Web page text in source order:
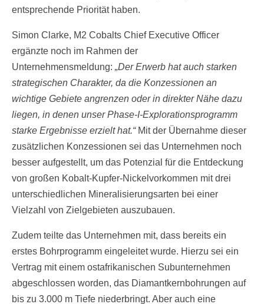
entsprechende Priorität haben.
Simon Clarke, M2 Cobalts Chief Executive Officer
ergänzte noch im Rahmen der
Unternehmensmeldung: „Der Erwerb hat auch starken
strategischen Charakter, da die Konzessionen an
wichtige Gebiete angrenzen oder in direkter Nähe dazu
liegen, in denen unser Phase-I-Explorationsprogramm
starke Ergebnisse erzielt hat.“Mit der Übernahme dieser
zusätzlichen Konzessionen sei das Unternehmen noch
besser aufgestellt, um das Potenzial für die Entdeckung
von großen Kobalt-Kupfer-Nickelvorkommen mit drei
unterschiedlichen Mineralisierungsarten bei einer
Vielzahl von Zielgebieten auszubauen.
Zudem teilte das Unternehmen mit, dass bereits ein
erstes Bohrprogramm eingeleitet wurde. Hierzu sei ein
Vertrag mit einem ostafrikanischen Subunternehmen
abgeschlossen worden, das Diamantkernbohrungen auf
bis zu 3.000 m Tiefe niederbringt. Aber auch eine